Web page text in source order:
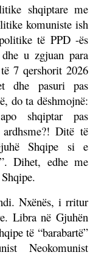
shqiptare me
komuniste ish
të PPD -ës
u zgjuan para
7 qershorit 2026
dhe pasuri pas
do ta dëshmojnë:
shqiptar pas
Ditë të
Shqipe si e
Dihet, edhe me
Nxënës, i rritur
Libra në Gjuhën
të “barabartë”
Neokomunist